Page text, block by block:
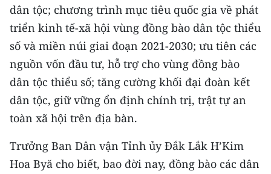
dân tộc; chương trình mục tiêu quốc gia về phát
triển kinh tế-xã hội vùng đồng bào dân tộc thiểu
số và miền núi giai đoạn 2021-2030; ưu tiên các
nguồn vốn đầu tư, hỗ trợ cho vùng đồng bào
dân tộc thiểu số; tăng cường khối đại đoàn kết
dân tộc, giữ vững ổn định chính trị, trật tự an
toàn xã hội trên địa bàn.
Trưởng Ban Dân vận Tỉnh ủy Đắk Lắk H’Kim
Hoa Byă cho biết, bao đời nay, đồng bào các dân